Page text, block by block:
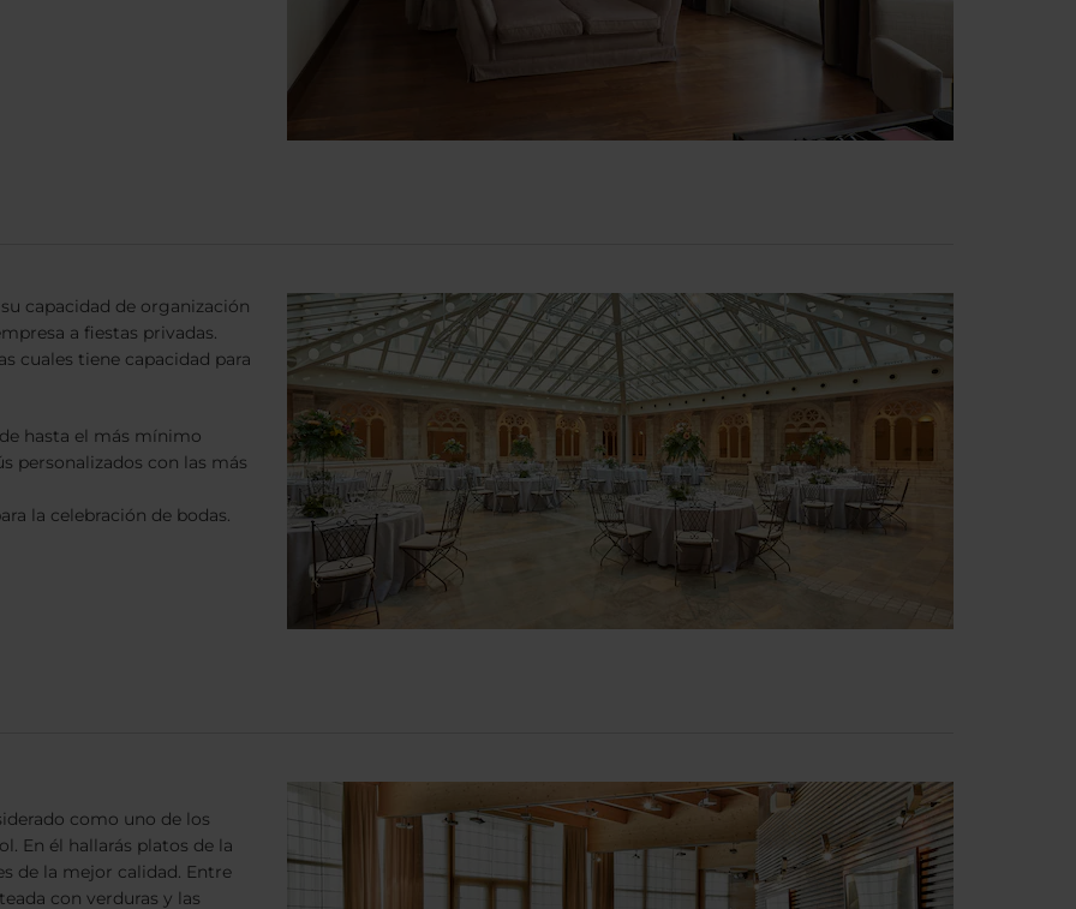
capacidad de organización
a fiestas privadas.
cuales tiene capacidad para
hasta el más mínimo
personalizados con las más
la celebración de bodas.
como uno de los
En él hallarás platos de la
de la mejor calidad. Entre
con verduras y las